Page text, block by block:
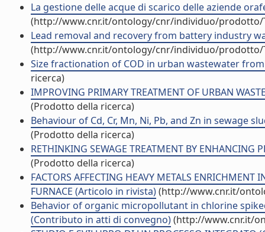
La gestione delle acque di scarico delle aziende
(http://www.cnr.it/ontology/cnr/individuo/prodotto/
Lead removal and recovery from battery industry
(http://www.cnr.it/ontology/cnr/individuo/prodotto/
Size fractionation of COD in urban wastewater
ricerca)
IMPROVING PRIMARY TREATMENT OF URBAN
(Prodotto della ricerca)
Behaviour of Cd, Cr, Mn, Ni, Pb, and Zn in sewage
(Prodotto della ricerca)
RETHINKING SEWAGE TREATMENT BY
(Prodotto della ricerca)
FACTORS AFFECTING HEAVY METALS
FURNACE (Articolo in rivista)(http://www.cnr.it/
Behavior of organic micropollutant in chlorine
(Contributo in atti di convegno)(http://www.cnr.it/